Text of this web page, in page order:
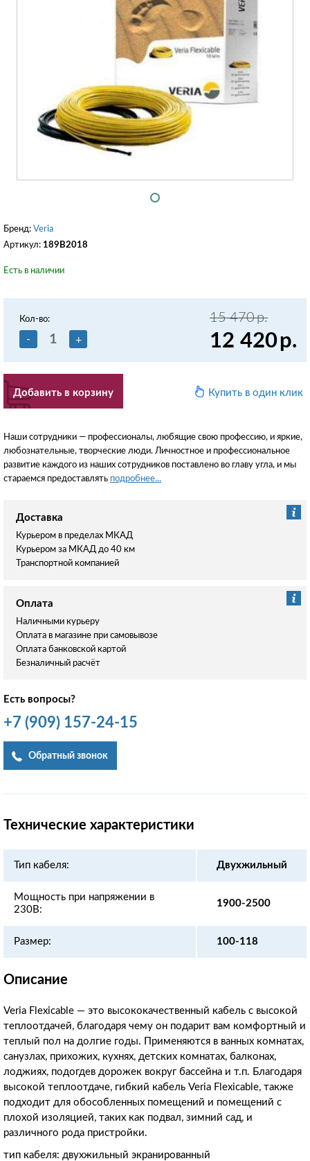
Бренд: Veria
Артикул: 189B2018
Есть в наличии
Кол-во:
- +
Добавить в корзину
15 470р.
12 420р.
Купить в один клик
Наши сотрудники — профессионалы, любящие свою профессию, и яркие,
любознательные, творческие люди. Личностное и профессиональное
развитие каждого из наших сотрудников поставлено во главу угла, и мы
стараемся предоставлять подробнее...
Доставка
Курьером в пределах МКАД
Курьером за МКАД до 40 км
Транспортной компанией
Оплата
Наличными курьеру
Оплата в магазине при самовывозе
Оплата банковской картой
Безналичный расчёт
Есть вопросы?
+7 (909) 157-24-15
Обратный звонок
Технические характеристики
Тип кабеля: Двухжильный
Мощность при напряжении в
230В:
1900-2500
Размер: 100-118
Описание
Veria Flexicable — это высококачественный кабель с высокой
теплоотдачей, благодаря чему он подарит вам комфортный и
теплый пол на долгие годы. Применяются в ванных комнатах,
санузлах, прихожих, кухнях, детских комнатах, балконах,
лоджиях, подогдев дорожек вокруг бассейна и т.п. Благодаря
высокой теплоотдаче, гибкий кабель Veria Flexicable, также
подходит для обособленных помещений и помещений с
плохой изоляцией, таких как подвал, зимний сад, и
различного рода пристройки.
тип кабеля: двухжильный экранированный